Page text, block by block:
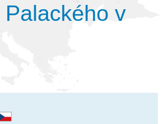
v